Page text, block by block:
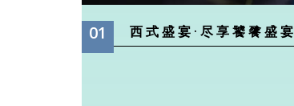
01 西式盛宴·尽享饕餮盛宴